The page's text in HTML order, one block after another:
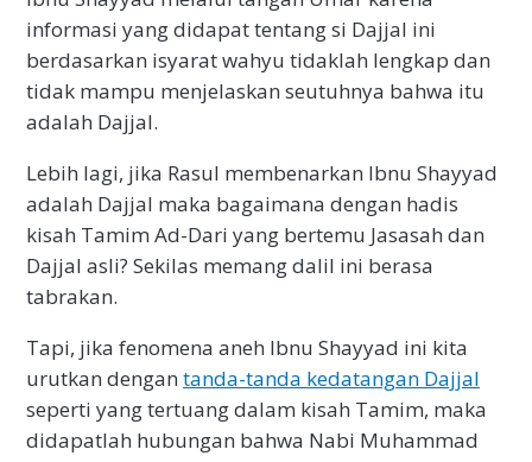
informasi yang didapat tentang si Dajjal ini
berdasarkan isyarat wahyu tidaklah lengkap dan
tidak mampu menjelaskan seutuhnya bahwa itu
adalah Dajjal.
Lebih lagi, jika Rasul membenarkan Ibnu Shayyad
adalah Dajjal maka bagaimana dengan hadis
kisah Tamim Ad-Dari yang bertemu Jasasah dan
Dajjal asli? Sekilas memang dalil ini berasa
tabrakan.
Tapi, jika fenomena aneh Ibnu Shayyad ini kita
urutkan dengan tanda-tanda kedatangan Dajjal
seperti yang tertuang dalam kisah Tamim, maka
didapatlah hubungan bahwa Nabi Muhammad